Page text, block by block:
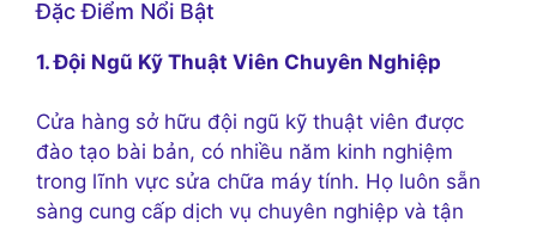
Đặc Điểm Nổi Bật
1. Đội Ngũ Kỹ Thuật Viên Chuyên Nghiệp
Cửa hàng sở hữu đội ngũ kỹ thuật viên được
đào tạo bài bản, có nhiều năm kinh nghiệm
trong lĩnh vực sửa chữa máy tính. Họ luôn sẵn
sàng cung cấp dịch vụ chuyên nghiệp và tận